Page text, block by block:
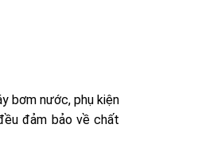
bơm nước, phụ kiện
đảm bảo về chất